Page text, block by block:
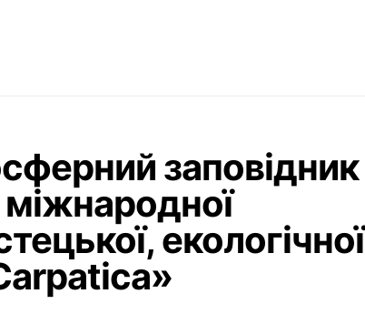
заповідник
міжнародної
екологічної